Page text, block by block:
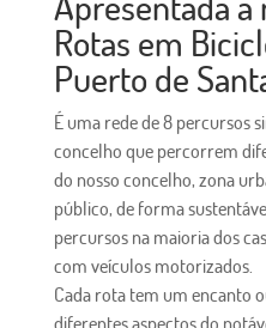
Rotas em
Puerto de
É uma rede de 8 percursos
concelho que percorrem
do nosso concelho, zona
público, de forma
percursos na maioria dos
com veículos motorizados.
Cada rota tem um encanto